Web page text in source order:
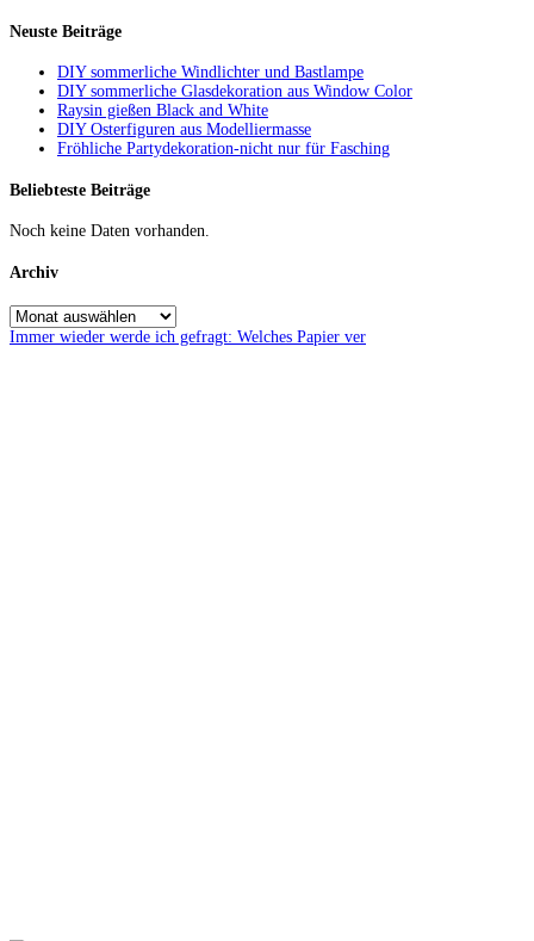
Neuste Beiträge
DIY sommerliche Windlichter und Bastlampe
DIY sommerliche Glasdekoration aus Window Color
Raysin gießen Black and White
DIY Osterfiguren aus Modelliermasse
Fröhliche Partydekoration-nicht nur für Fasching
Beliebteste Beiträge
Noch keine Daten vorhanden.
Archiv
Immer wieder werde ich gefragt: Welches Papier ver